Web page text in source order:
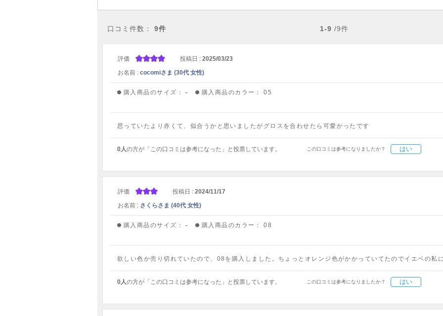
口コミ件数： 9件 1-9 /9件
評価 投稿日 : 2025/03/23
お名前 : cocomiさま (30代 女性)
購入商品のサイズ： - 購入商品のカラー： 05
思っていたより赤くて、似合うかと思いましたがグロスを合わせたら可愛かったです
この口コミは参考になりましたか？ はい
0人の方が「この口コミは参考になった」と投票しています。
評価 投稿日 : 2024/11/17
お名前 : さくらさま (40代 女性)
購入商品のサイズ： - 購入商品のカラー： 08
欲しい色か売り切れていたので、08を購入しました。ちょっとオレンジ色がかかっていてたのでイエベの私
この口コミは参考になりましたか？ はい
0人の方が「この口コミは参考になった」と投票しています。